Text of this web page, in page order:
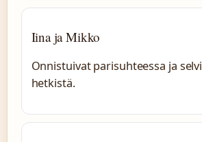
Iina ja Mikko
Onnistuivat parisuhteessa ja
hetkistä.